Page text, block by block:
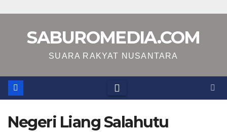
SABUROMEDIA.COM
SUARA RAKYAT NUSANTARA
Negeri Liang Salahutu